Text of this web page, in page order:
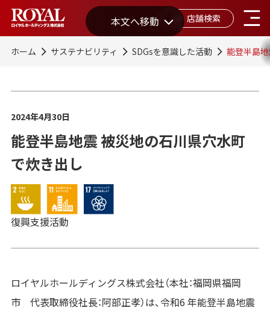
本文へ移動 店舗検索
ホーム サステナビリティ SDGsを意識した活動 能登半島
2024年4月30日
能登半島地震 被災地の石川県穴水町
で炊き出し
復興支援活動
ロイヤルホールディングス株式会社（本社：福岡県福岡
市 代表取締役社長：阿部正孝）は、令和6 年能登半島地震